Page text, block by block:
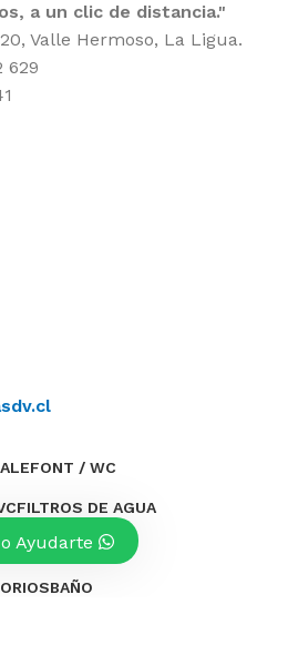
a un clic de distancia."
Valle Hermoso, La Ligua.
629
/ WC
FILTROS DE AGUA
BAÑO
Ayudarte?